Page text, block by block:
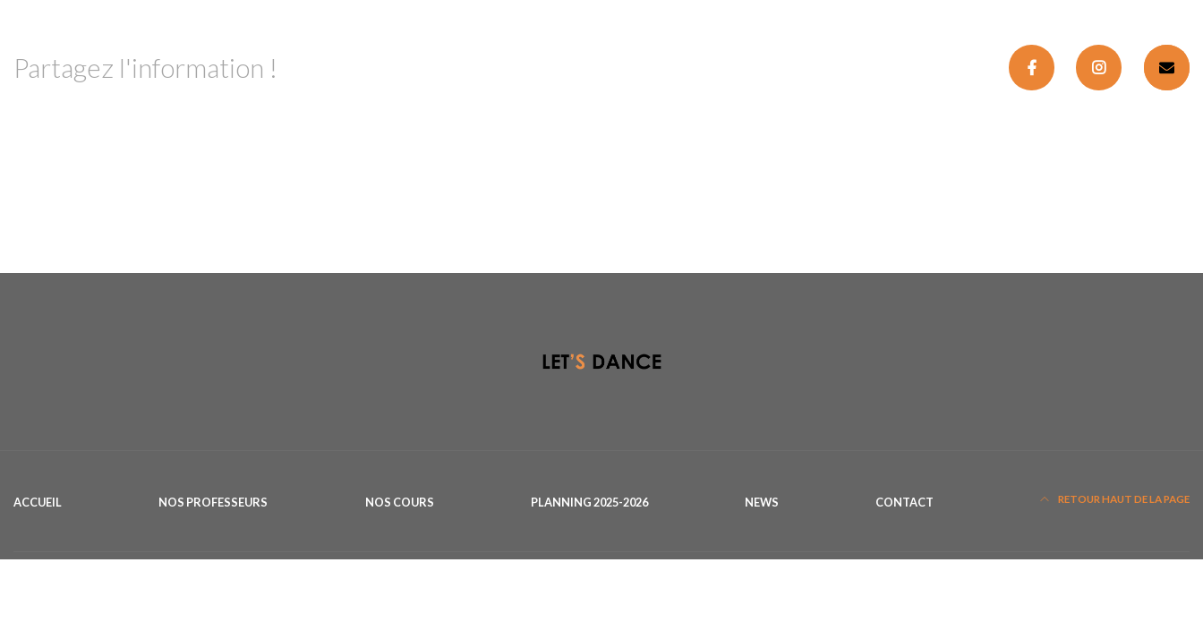
Partagez l'information !
ACCUEIL NOS PROFESSEURS NOS COURS PLANNING 2025-2026 NEWS CONTACT RETOUR HAUT DE LA PAGE